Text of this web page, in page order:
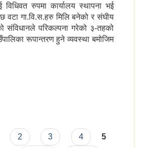
रुपमा कार्यालय स्थापना भई
वटा गा.वि.स.हरु मिलि बनेको र संघीय
संविधानले परिकल्पना गरेको ३-तहको
रूपान्तरण हुने व्यवस्था बमोजिम
2 3 4
5